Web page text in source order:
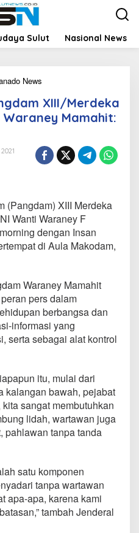
Sulut Nasional News
News
f
f
e
M
o
n
g
P
a
n
m
X
I
I
I
/
r
d
e
k
a
D
g
a
n
I
n
XIII/Merdeka
Mamahit:
(Pangdam) XIII Merdeka
Wanti Waraney F
dengan Insan
di Aula Makodam,
Waraney Mamahit
pers dalam
berbangsa dan
informasi yang
serta sebagai alat kontrol
itu, mulai dari
kalangan bawah, pejabat
sangat membutuhkan
lidah, wartawan juga
pahlawan tanpa tanda
satu komponen
tanpa wartawan
apa-apa, karena kami
tambah Jenderal